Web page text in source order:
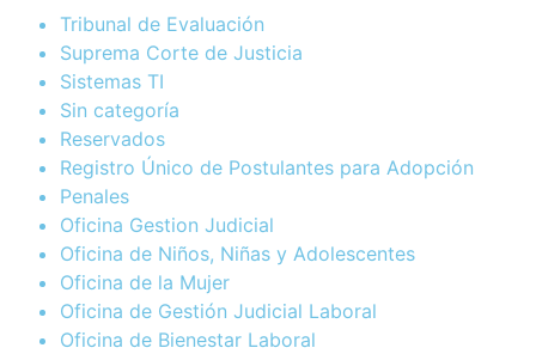
Tribunal de Evaluación
Suprema Corte de Justicia
Sistemas TI
Sin categoría
Reservados
Registro Único de Postulantes para Adopción
Penales
Oficina Gestion Judicial
Oficina de Niños, Niñas y Adolescentes
Oficina de la Mujer
Oficina de Gestión Judicial Laboral
Oficina de Bienestar Laboral